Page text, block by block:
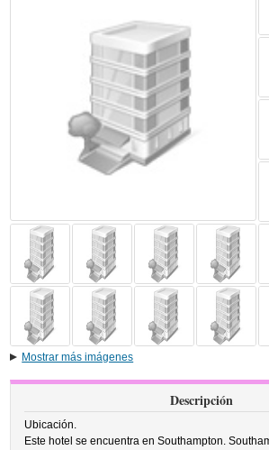
Mostrar más imágenes
Descripción
Ubicación.
Este hotel se encuentra en Southampton.